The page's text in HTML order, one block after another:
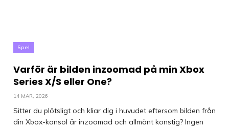
Spel
Varför är bilden inzoomad på min Xbox
Series X/S eller One?
14 MAR, 2026
Sitter du plötsligt och kliar dig i huvudet eftersom bilden från
din Xbox-konsol är inzoomad och allmänt konstig? Ingen